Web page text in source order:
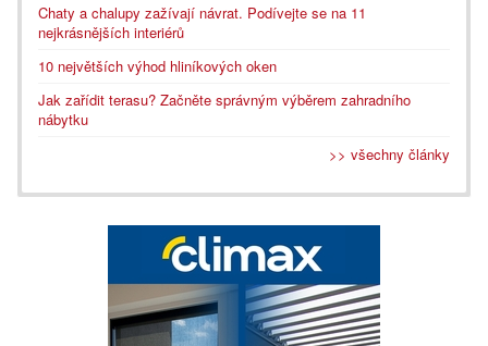
Chaty a chalupy zažívají návrat. Podívejte se na 11
nejkrásnějších interiérů
10 největších výhod hliníkových oken
Jak zařídit terasu? Začněte správným výběrem zahradního
nábytku
>> všechny články